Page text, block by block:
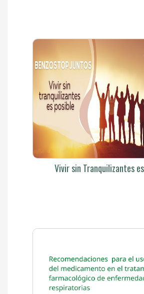
Vivir sin Tranquilizantes